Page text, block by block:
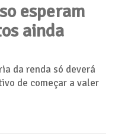
esperam
ainda
da renda só deverá
de começar a valer